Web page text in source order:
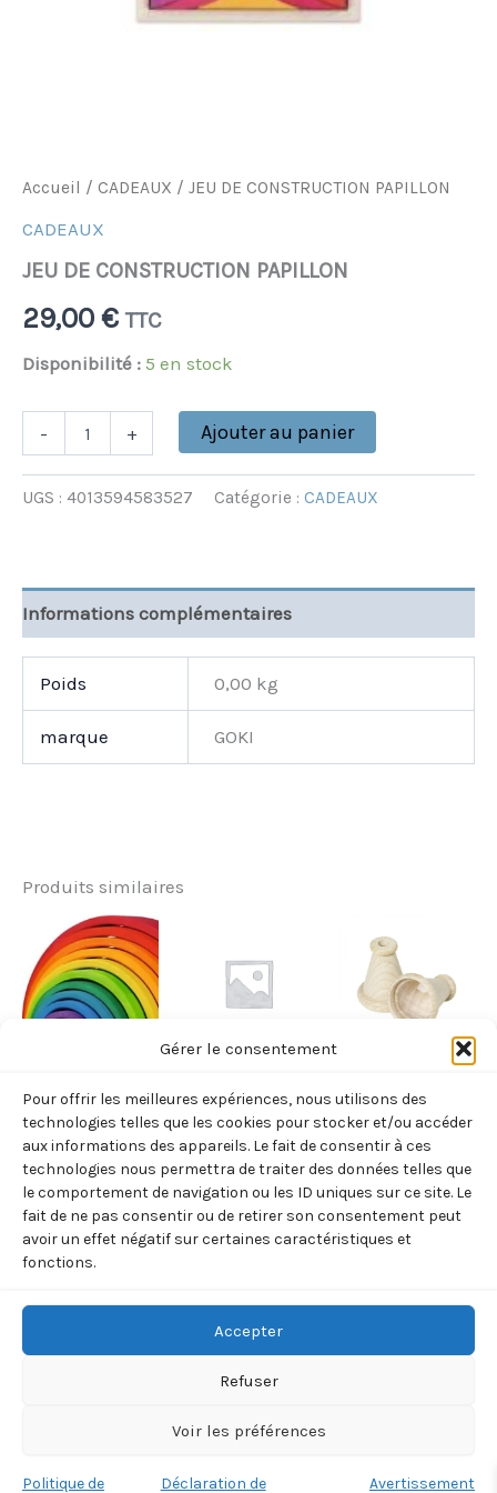
Gérer le consentement
Pour offrir les meilleures expériences, nous utilisons des
technologies telles que les cookies pour stocker et/ou accéder
aux informations des appareils. Le fait de consentir à ces
technologies nous permettra de traiter des données telles que
le comportement de navigation ou les ID uniques sur ce site. Le
fait de ne pas consentir ou de retirer son consentement peut
avoir un effet négatif sur certaines caractéristiques et
fonctions.
Accepter
Refuser
Voir les préférences
Politique de Déclaration de Avertissement
Accueil / CADEAUX / JEU DE CONSTRUCTION PAPILLON
CADEAUX
JEU DE CONSTRUCTION PAPILLON
29,00 € TTC
Disponibilité : 5 en stock
- + Ajouter au panier
UGS : 4013594583527 Catégorie : CADEAUX
Informations complémentaires
Poids 0,00 kg
marque GOKI
Produits similaires
JEU
CONSTRUCTION
ARC-EN-CEIL
GOKI
40,00€ TTC
au
CD ARGUSAN
15,00€ TTC
Ajouter
au
panier
ŒIL DE
MOUCHE GOKI
7,00€ TTC
Ajouter
au